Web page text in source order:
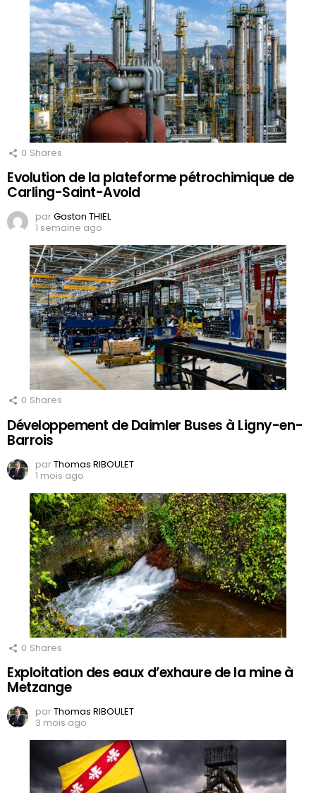
0 Shares
Evolution de la plateforme pétrochimique de
Carling-Saint-Avold
parGaston THIEL
1 semaine ago
0 Shares
Développement de Daimler Buses à Ligny-en-
Barrois
parThomas RIBOULET
1 mois ago
0 Shares
Exploitation des eaux d’exhaure de la mine à
Metzange
parThomas RIBOULET
3 mois ago